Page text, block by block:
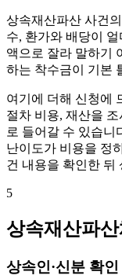
상속재산파산 사건
수, 환가와 배당이
액으로 잘라 말하기
하는 착수금이 기본
여기에 더해 신청에
절차 비용, 재산을
로 들어갈 수 있습니
난이도가 비용을 정
건 내용을 확인한 뒤
5
상속재산파
상속인·신분 확